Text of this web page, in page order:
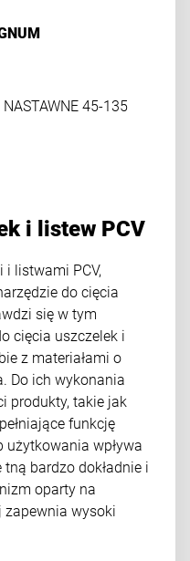
45-135
i listew PCV
i listwami PCV,
do cięcia
się w tym
cięcia uszczelek i
z materiałami o
Do ich wykonania
produkty, takie jak
funkcję
użytkowania wpływa
bardzo dokładnie i
oparty na
zapewnia wysoki